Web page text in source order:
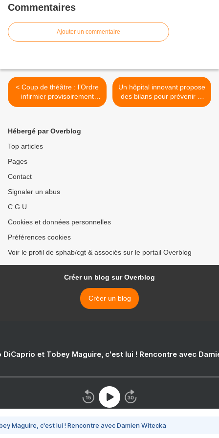
Commentaires
Ajouter un commentaire
< Coup de théâtre : l’Ordre
infirmier provisoirement
hors de danger
Un hôpital innovant propose
des bilans pour prévenir la
dépendance >
Hébergé par Overblog
Top articles
Pages
Contact
Signaler un abus
C.G.U.
Cookies et données personnelles
Préférences cookies
Voir le profil de sphab/cgt & associés sur le portail Overblog
Créer un blog sur Overblog
Créer un blog
DiCaprio et Tobey Maguire, c'est lui ! Rencontre avec
Maguire, c'est lui ! Rencontre avec Damien Witecka